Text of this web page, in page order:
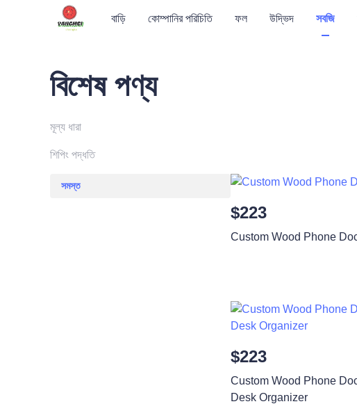
বাড়ি কোম্পানির পরিচিতি ফল উদ্ভিদ সবজি
বিশেষ পণ্য
মূল্য ধারা
শিপিং পদ্ধতি
সমস্ত
$223
Custom Wood Phone
$223
Custom Wood Phone
Desk Organizer